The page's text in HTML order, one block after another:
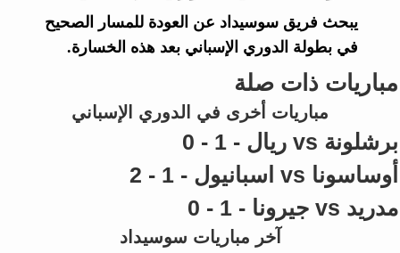
يبحث فريقسوسيداد عن العودة للمسار الصحيح
في بطولة الدوري الإسباني بعد هذه الخسارة.
مباريات ذات صلة
مباريات أخرى في الدوري الإسباني
برشلونة vs ريال - 1 - 0
أوساسونا vs اسبانيول - 1 - 2
مدريد vs جيرونا - 1 - 0
آخر مباريات سوسيداد